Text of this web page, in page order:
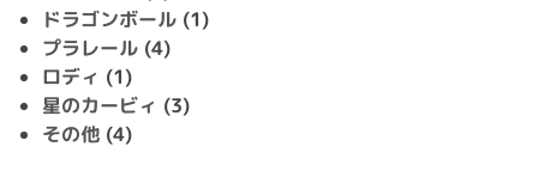
ドラゴンボール (1)
プラレール (4)
ロディ (1)
星のカービィ (3)
その他 (4)